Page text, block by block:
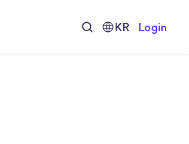
KR Login